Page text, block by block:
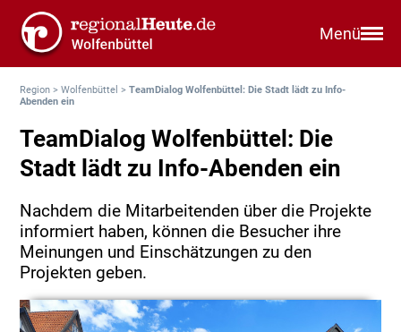
Menü
Region >Wolfenbüttel >TeamDialog Wolfenbüttel: Die Stadt lädt zu Info-
Abenden ein
TeamDialog Wolfenbüttel: Die
Stadt lädt zu Info-Abenden ein
Nachdem die Mitarbeitenden über die Projekte
informiert haben, können die Besucher ihre
Meinungen und Einschätzungen zu den
Projekten geben.